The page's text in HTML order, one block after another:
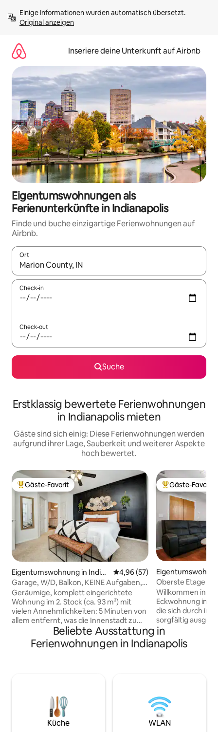
Inhalten
springenOriginal anzeigen
Inseriere deine Unterkunft auf Airbnb
Eigentumswohnungen als
Ferienunterkünfte in Indianapolis
Finde und buche einzigartige Ferienwohnungen auf
Airbnb.
Ort
Wenn Ergebnisse verfügbar sind, navigiere mit den
Check-in
Check-out
Suche
Erstklassig bewertete Ferienwohnungen
in Indianapolis mieten
Gäste sind sich einig: Diese Ferienwohnungen werden
aufgrund ihrer Lage, Sauberkeit und weiterer Aspekte
hoch bewertet.
Beliebter Gäste-Favorit.
Gäste-Favorit
Eigentumswohnung in Indian
apolis
Durchschnittliche Bewertung:
4,96 (57)
Garage, W/D, Balkon, KEINE Aufgaben,
0 $ Reinigungsgebühr!
Geräumige, komplett eingerichtete
Wohnung im 2. Stock (ca. 93 m²) mit
vielen Annehmlichkeiten: 5 Minuten von
allem entfernt, was die Innenstadt zu
bieten hat, einschließlich Bottleworks
und Mass Ave Voll ausgestattete Küche
mit Kaffee und Tee 65" Smart-TV
Waschmaschine/Trockner in der Einheit
Kingsize-Bett Ladestationen auf den
Nachttischen Doppelwaschbecken im
Hauptbadezimmer Gartenwanne
Beliebter Gäste-
Gäste-Favorit
napolis
Oberste Etage
Kingsize-Bett
Willkommen in
Eckwohnung im
die sich durch
sorgfältig
ein luxuriöses
auszeichnet, um
du einen wirklich
Abend oder
Lucas Oil
Fieldhouse.
Beliebte Ausstattung in
Ferienwohnungen in Indianapolis
Küche WLAN